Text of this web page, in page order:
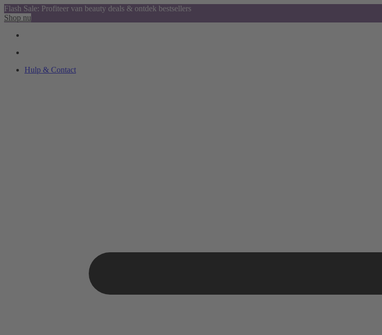
Flash Sale: Profiteer van beauty deals & ontdek bestsellers
Shop nu
Hulp & Contact